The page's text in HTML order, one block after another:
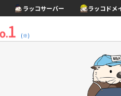
ラッコサーバー ラッコドメ
(※)